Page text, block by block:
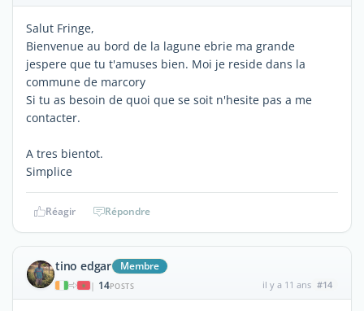
Salut Fringe,
Bienvenue au bord de la lagune ebrie ma grande
jespere que tu t'amuses bien. Moi je reside dans la
commune de marcory
Si tu as besoin de quoi que se soit n'hesite pas a me
contacter.
A tres bientot.
Simplice
Réagir Répondre
tino edgar Membre
| 14POSTS il y a 11 ans #14